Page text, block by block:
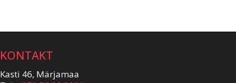
KONTAKT
Kasti 46, Märjamaa